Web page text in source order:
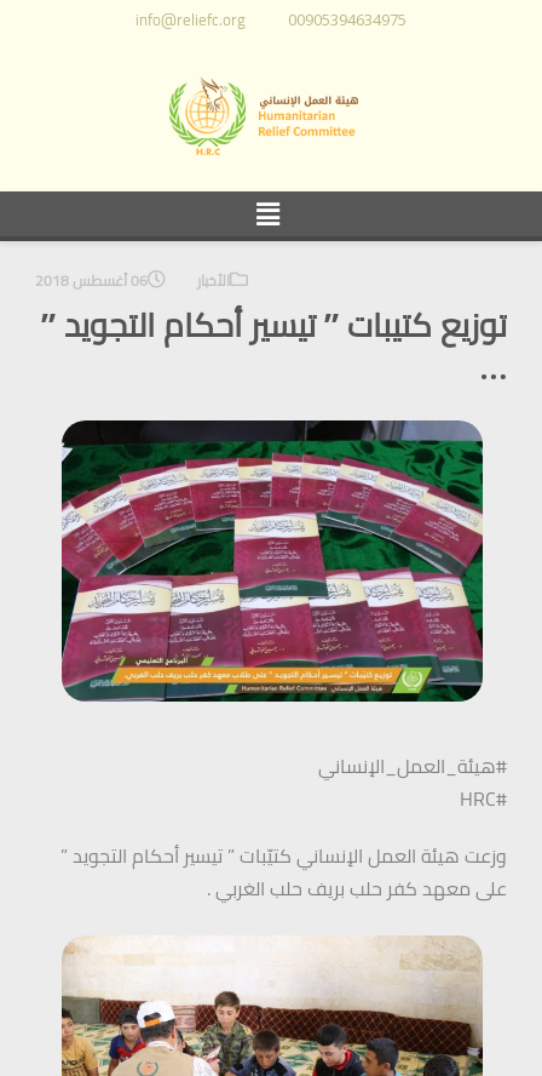
00905394634975
info@reliefc.org
06 أغسطس 2018 الأخبار
توزيع كتيبات ” تيسير أحكام التجويد ”
…
#هيئة_العمل_الإنساني
#HRC
وزعت هيئة العمل الإنساني كتيّبات ” تيسير أحكام التجويد ”
على معهد كفر حلب بريف حلب الغربي .